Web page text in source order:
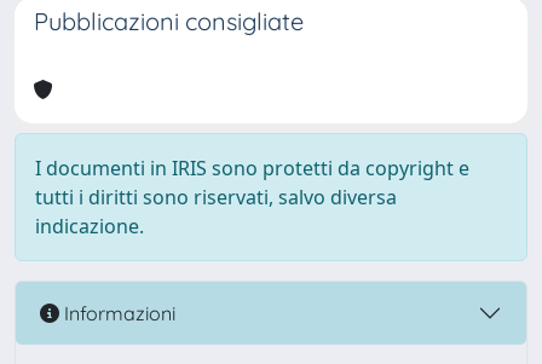
Pubblicazioni consigliate
I documenti in IRIS sono protetti da copyright e
tutti i diritti sono riservati, salvo diversa
indicazione.
Informazioni